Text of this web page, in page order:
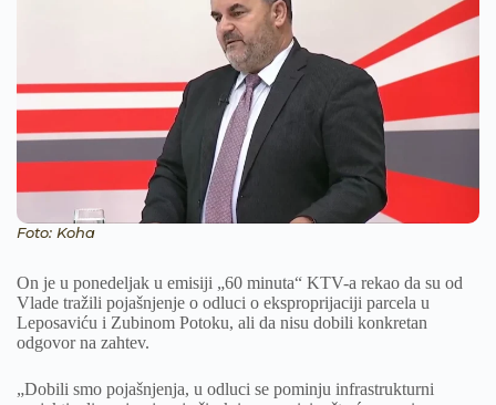
Foto: Koha
On je u ponedeljak u emisiji „60 minuta“ KTV-a rekao da su od
Vlade tražili pojašnjenje o odluci o eksproprijaciji parcela u
Leposaviću i Zubinom Potoku, ali da nisu dobili konkretan
odgovor na zahtev.
„Dobili smo pojašnjenja, u odluci se pominju infrastrukturni